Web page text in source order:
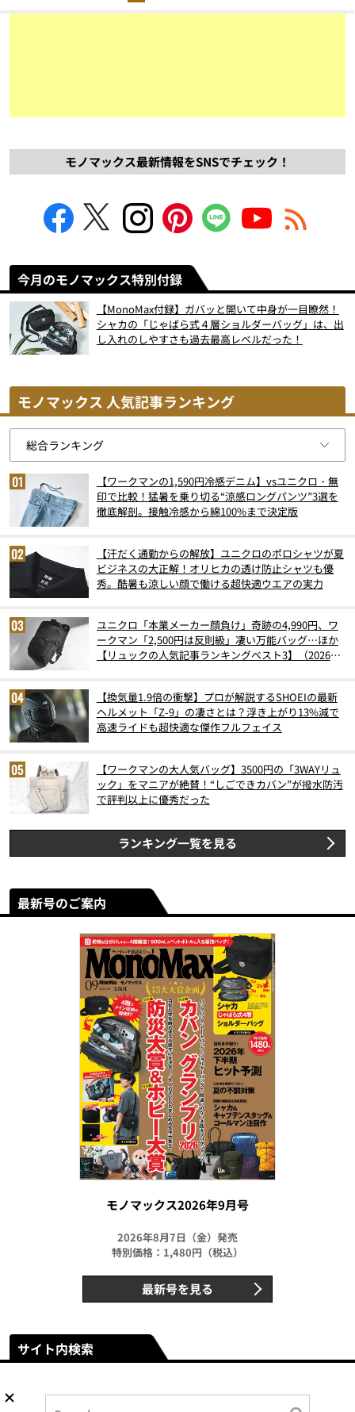
モノマックス最新情報をSNSでチェック！
今月のモノマックス特別付録
【MonoMax付録】ガバッと開いて中身が一目瞭然！
シャカの「じゃばら式４層ショルダーバッグ」は、出
し入れのしやすさも過去最高レベルだった！
モノマックス 人気記事ランキング
【ワークマンの1,590円冷感デニム】vsユニクロ・無
印で比較！猛暑を乗り切る“涼感ロングパンツ”3選を
徹底解剖。接触冷感から綿100%まで決定版
【汗だく通勤からの解放】ユニクロのポロシャツが夏
ビジネスの大正解！オリヒカの透け防止シャツも優
秀。酷暑も涼しい顔で働ける超快適ウエアの実力
ユニクロ「本業メーカー顔負け」奇跡の4,990円、ワ
ークマン「2,500円は反則級」凄い万能バッグ…ほか
【リュックの人気記事ランキングベスト3】（2026年
【換気量1.9倍の衝撃】プロが解説するSHOEIの最新
ヘルメット「Z-9」の凄さとは？浮き上がり13%減で
高速ライドも超快適な傑作フルフェイス
【ワークマンの大人気バッグ】3500円の「3WAYリュ
ック」をマニアが絶賛！“しごできカバン”が撥水防汚
で評判以上に優秀だった
ランキング一覧を見る
最新号のご案内
モノマックス2026年9月号
2026年8月7日（金）発売
特別価格：1,480円（税込）
最新号を見る
サイト内検索